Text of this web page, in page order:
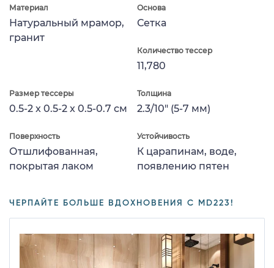
Материал
Натуральный мрамор,
гранит
Основа
Сетка
Количество тессер
11,780
Размер тессеры
0.5-2 x 0.5-2 x 0.5-0.7 см
Толщина
2.3/10" (5-7 мм)
Поверхность
Отшлифованная,
покрытая лаком
Устойчивость
К царапинам, воде,
появлению пятен
ЧЕРПАЙТЕ БОЛЬШЕ ВДОХНОВЕНИЯ С MD223!